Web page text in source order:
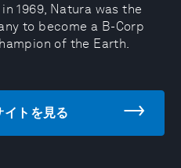
1969, Natura was the
to become a B-Corp
of the Earth.
イトを見る